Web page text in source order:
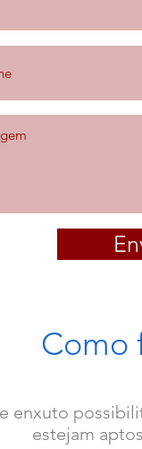
Como
enxuto
estejam